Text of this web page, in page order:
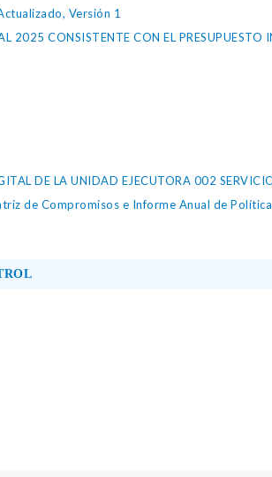
Versión 1
2025 CONSISTENTE CON EL PRESUPUESTO
DE LA UNIDAD EJECUTORA 002
de Compromisos e Informe Anual de